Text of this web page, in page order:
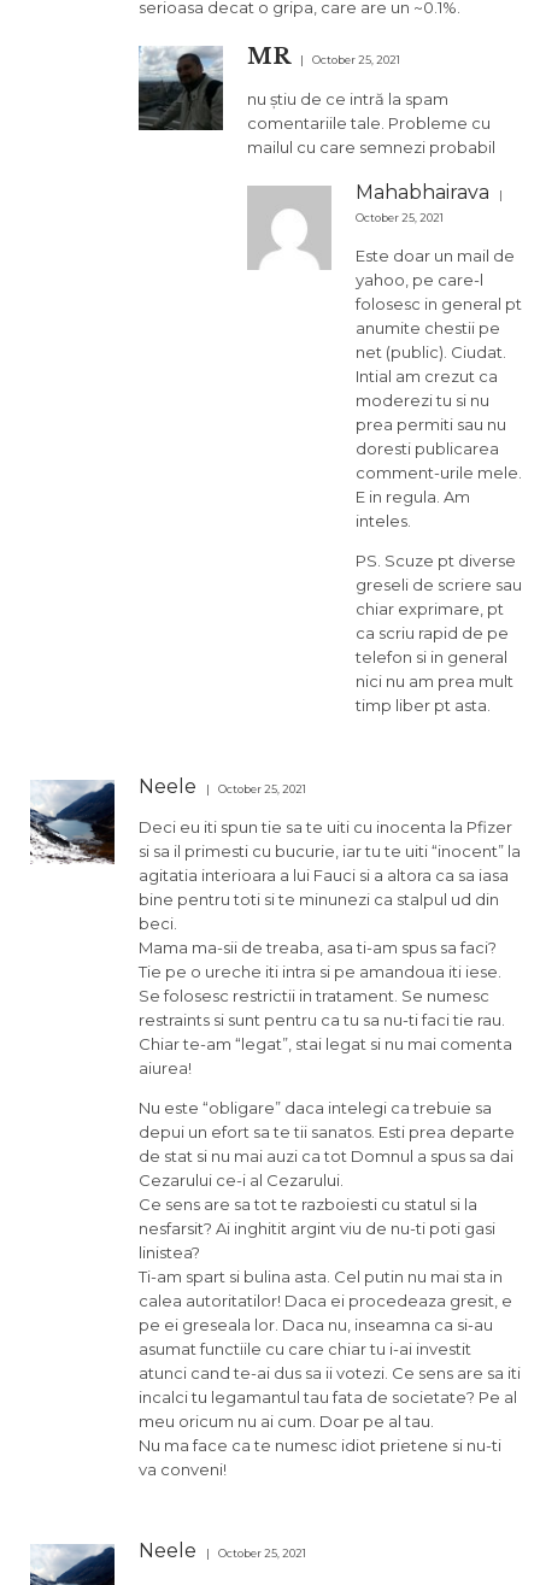
serioasa decat o gripa, care are un ~0.1%.
MR October 25, 2021
nu știu de ce intră la spam
comentariile tale. Probleme cu
mailul cu care semnezi probabil
Mahabhairava
October 25, 2021
Este doar un mail de
yahoo, pe care-l
folosesc in general pt
anumite chestii pe
net (public). Ciudat.
Intial am crezut ca
moderezi tu si nu
prea permiti sau nu
doresti publicarea
comment-urile mele.
E in regula. Am
inteles.
PS. Scuze pt diverse
greseli de scriere sau
chiar exprimare, pt
ca scriu rapid de pe
telefon si in general
nici nu am prea mult
timp liber pt asta.
Neele October 25, 2021
Deci eu iti spun tie sa te uiti cu inocenta la Pfizer
si sa il primesti cu bucurie, iar tu te uiti “inocent” la
agitatia interioara a lui Fauci si a altora ca sa iasa
bine pentru toti si te minunezi ca stalpul ud din
beci.
Mama ma-sii de treaba, asa ti-am spus sa faci?
Tie pe o ureche iti intra si pe amandoua iti iese.
Se folosesc restrictii in tratament. Se numesc
restraints si sunt pentru ca tu sa nu-ti faci tie rau.
Chiar te-am “legat”, stai legat si nu mai comenta
aiurea!
Nu este “obligare” daca intelegi ca trebuie sa
depui un efort sa te tii sanatos. Esti prea departe
de stat si nu mai auzi ca tot Domnul a spus sa dai
Cezarului ce-i al Cezarului.
Ce sens are sa tot te razboiesti cu statul si la
nesfarsit? Ai inghitit argint viu de nu-ti poti gasi
linistea?
Ti-am spart si bulina asta. Cel putin nu mai sta in
calea autoritatilor! Daca ei procedeaza gresit, e
pe ei greseala lor. Daca nu, inseamna ca si-au
asumat functiile cu care chiar tu i-ai investit
atunci cand te-ai dus sa ii votezi. Ce sens are sa iti
incalci tu legamantul tau fata de societate? Pe al
meu oricum nu ai cum. Doar pe al tau.
Nu ma face ca te numesc idiot prietene si nu-ti
va conveni!
Neele October 25, 2021